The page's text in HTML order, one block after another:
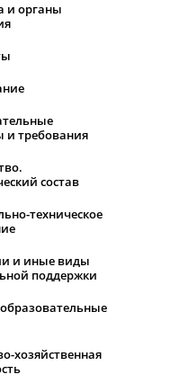
и органы
и требования
состав
техническое
и иные виды
поддержки
хозяйственная